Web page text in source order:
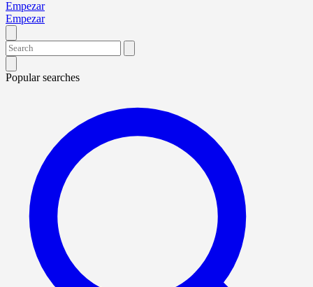
Empezar
Empezar
Popular searches